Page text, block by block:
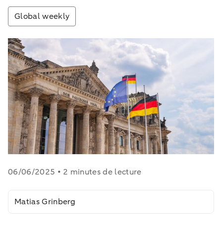
Global weekly
06/06/2025 • 2 minutes de lecture
Matias Grinberg